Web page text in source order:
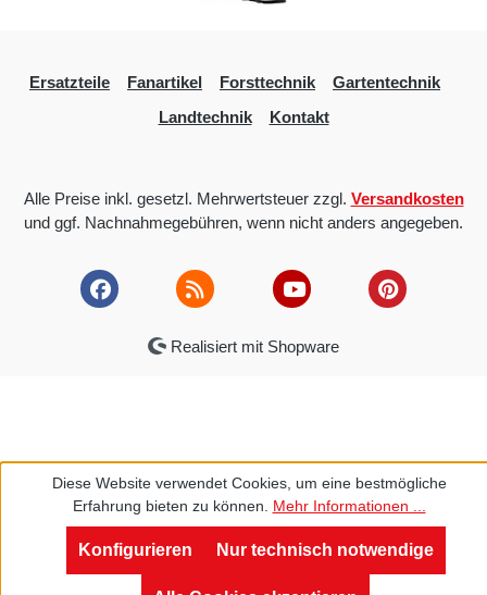
Ersatzteile Fanartikel Forsttechnik
Gartentechnik
Landtechnik
Kontakt
Alle Preise inkl. gesetzl. Mehrwertsteuer zzgl. Versandkosten
und ggf. Nachnahmegebühren, wenn nicht anders angegeben.
Realisiert mit Shopware
Diese Website verwendet Cookies, um eine bestmögliche
Erfahrung bieten zu können. Mehr Informationen ...
Nur technisch notwendige
Konfigurieren